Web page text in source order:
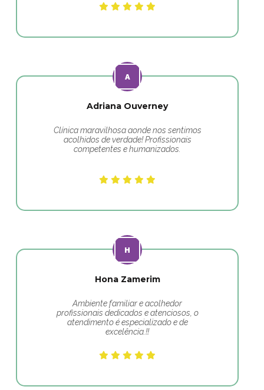
Adriana Ouverney
Clínica maravilhosa aonde nos sentimos
acolhidos de verdade! Profissionais
competentes e humanizados.
Hona Zamerim
Ambiente familiar e acolhedor
profissionais dedicados e atenciosos, o
atendimento é especializado e de
excelência.!!